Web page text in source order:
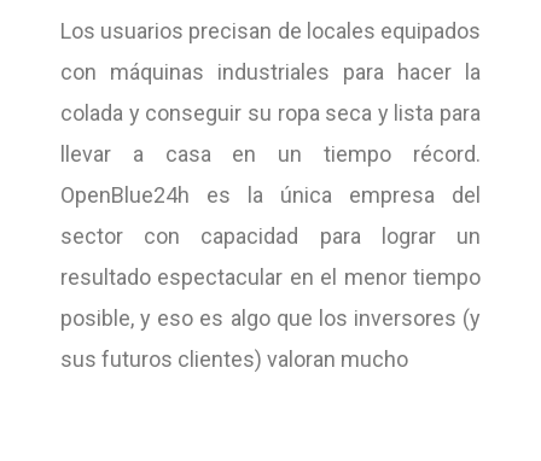
Los usuarios precisan de locales equipados
con máquinas industriales para hacer la
colada y conseguir su ropa seca y lista para
llevar a casa en un tiempo récord.
OpenBlue24h es la única empresa del
sector con capacidad para lograr un
resultado espectacular en el menor tiempo
posible, y eso es algo que los inversores (y
sus futuros clientes) valoran mucho